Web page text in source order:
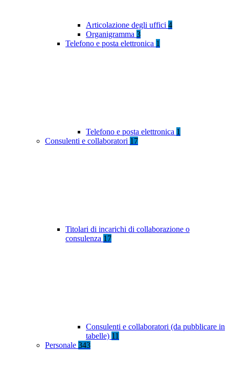
Articolazione degli uffici 4
Organigramma 3
Telefono e posta elettronica 1
Telefono e posta elettronica 1
Consulenti e collaboratori 17
Titolari di incarichi di collaborazione o
consulenza 17
Consulenti e collaboratori (da pubblicare in
tabelle) 11
Personale 343